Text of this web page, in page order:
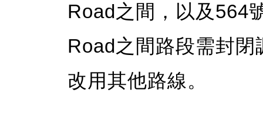
Road之間，以及564
Road之間路段需封
改用其他路線。